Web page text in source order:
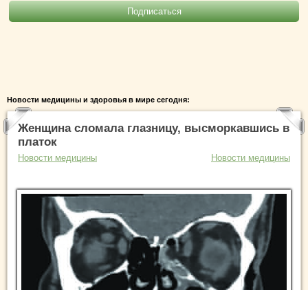
Новости медицины и здоровья в мире сегодня:
Женщина сломала глазницу, высморкавшись в
платок
Новости медицины Новости медицины